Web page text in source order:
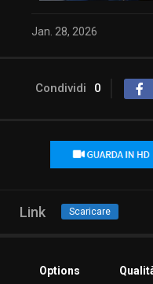
Jan. 28, 2026
Condividi 0
Link Scaricare
Options